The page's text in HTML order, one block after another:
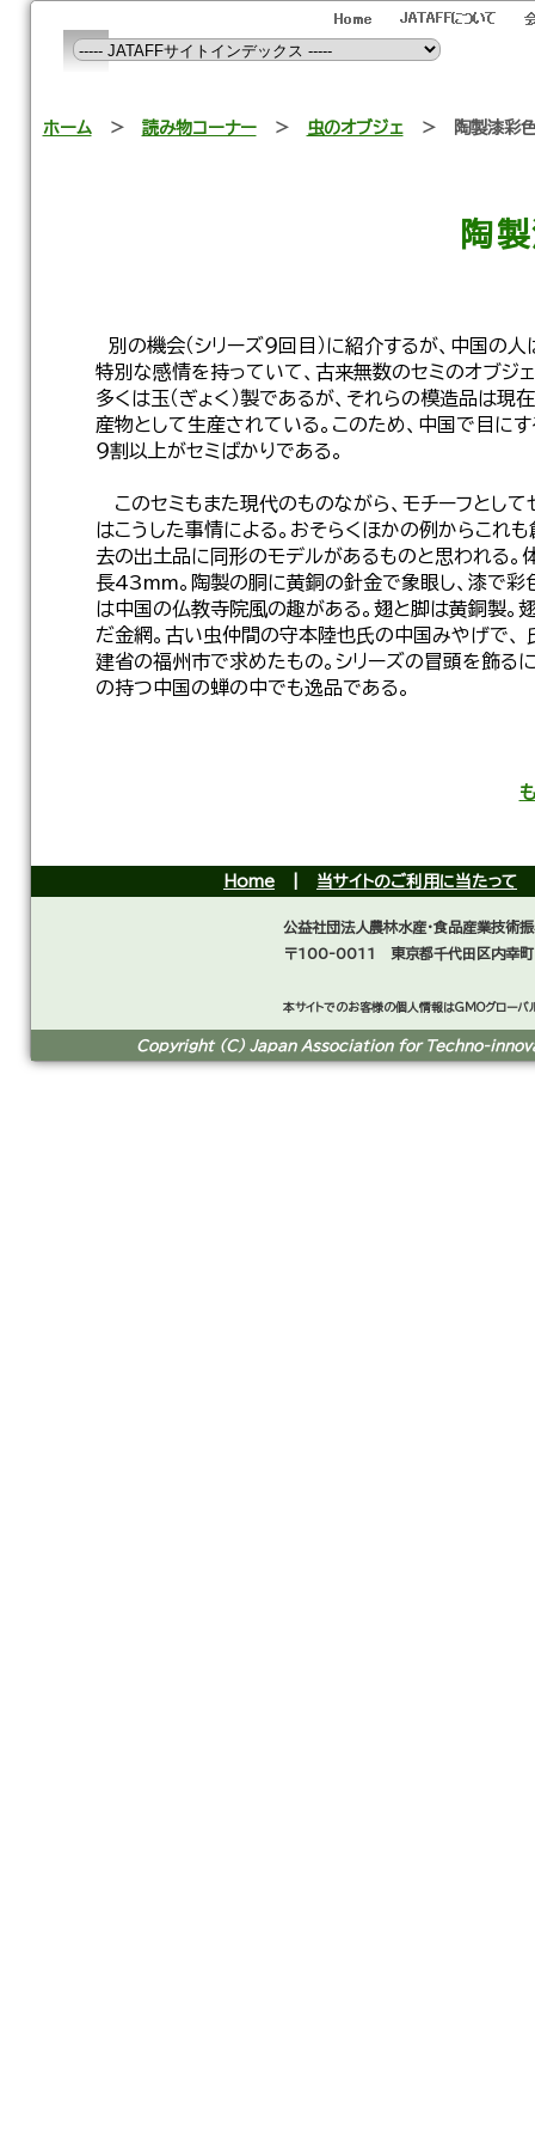
ホーム＞ 読み物コーナー＞ 虫のオブジェ＞ 陶製漆彩色
陶
別の機会（シリーズ９回目）に紹介するが、中国の
特別な感情を持っていて、古来無数のセミのオブジ
多くは玉（ぎょく）製であるが、それらの模造品は現
産物として生産されている。このため、中国で目に
９割以上がセミばかりである。
このセミもまた現代のものながら、モチーフとして
はこうした事情による。おそらくほかの例からこれ
去の出土品に同形のモデルがあるものと思われる。
長43mm。陶製の胴に黄銅の針金で象眼し、漆で彩
は中国の仏教寺院風の趣がある。翅と脚は黄銅製。
だ金網。古い虫仲間の守本陸也氏の中国みやげで
建省の福州市で求めたもの。シリーズの冒頭を飾る
の持つ中国の蝉の中でも逸品である。
Home 当サイトのご利用に当たって
公益社団法人農林水産・食品産業技術
〒100-0011 東京都千代田区内幸
本サイトでのお客様の個人情報はGMOグローバ
Copyright (C) Japan Association for Techno-